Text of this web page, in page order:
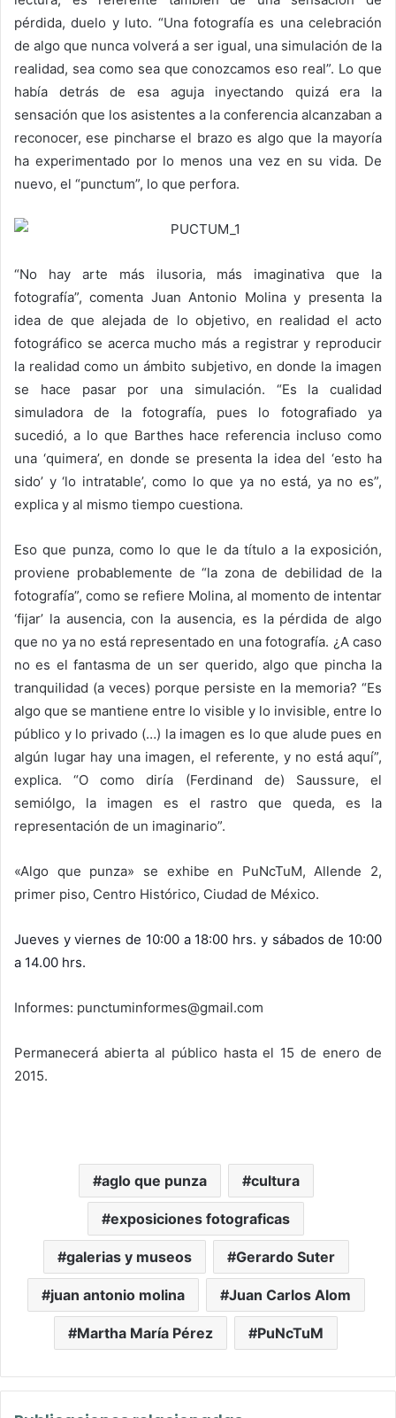
pérdida, duelo y luto. “Una fotografía es una celebración
de algo que nunca volverá a ser igual, una simulación de la
realidad, sea como sea que conozcamos eso real”. Lo que
había detrás de esa aguja inyectando quizá era la
sensación que los asistentes a la conferencia alcanzaban a
reconocer, ese pincharse el brazo es algo que la mayoría
ha experimentado por lo menos una vez en su vida. De
nuevo, el “punctum”, lo que perfora.
“No hay arte más ilusoria, más imaginativa que la
fotografía”, comenta Juan Antonio Molina y presenta la
idea de que alejada de lo objetivo, en realidad el acto
fotográfico se acerca mucho más a registrar y reproducir
la realidad como un ámbito subjetivo, en donde la imagen
se hace pasar por una simulación. “Es la cualidad
simuladora de la fotografía, pues lo fotografiado ya
sucedió, a lo que Barthes hace referencia incluso como
una ‘quimera’, en donde se presenta la idea del ‘esto ha
sido’ y ‘lo intratable’, como lo que ya no está, ya no es”,
explica y al mismo tiempo cuestiona.
Eso que punza, como lo que le da título a la exposición,
proviene probablemente de “la zona de debilidad de la
fotografía”, como se refiere Molina, al momento de intentar
‘fijar’ la ausencia, con la ausencia, es la pérdida de algo
que no ya no está representado en una fotografía. ¿A caso
no es el fantasma de un ser querido, algo que pincha la
tranquilidad (a veces) porque persiste en la memoria? “Es
algo que se mantiene entre lo visible y lo invisible, entre lo
público y lo privado (…) la imagen es lo que alude pues en
algún lugar hay una imagen, el referente, y no está aquí”,
explica. “O como diría (Ferdinand de) Saussure, el
semiólgo, la imagen es el rastro que queda, es la
representación de un imaginario”.
«Algo que punza» se exhibe en PuNcTuM, Allende 2,
primer piso, Centro Histórico, Ciudad de México.
Jueves y viernes de 10:00 a 18:00 hrs. y sábados de 10:00
a 14.00 hrs.
Informes: punctuminformes@gmail.com
Permanecerá abierta al público hasta el 15 de enero de
2015.
aglo que punza cultura
exposiciones fotograficas
galerias y museos Gerardo Suter
juan antonio molina Juan Carlos Alom
Martha María Pérez PuNcTuM